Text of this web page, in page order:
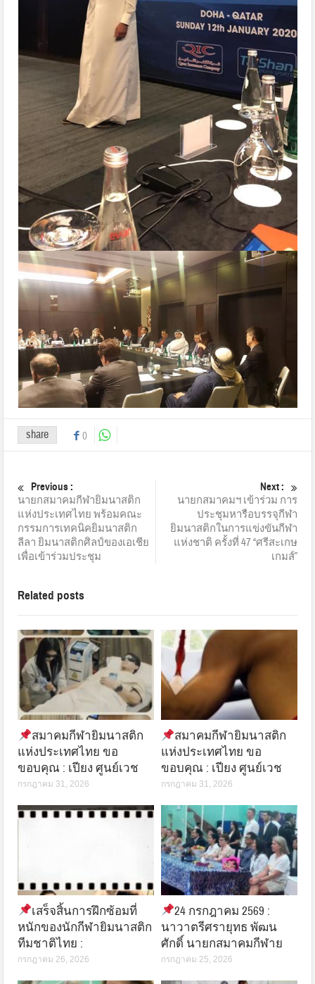
share 0
Previous :
นายกสมาคมกีฬายิมนาสติก
แห่งประเทศไทย พร้อมคณะ
กรรมการเทคนิคยิมนาสติก
ลีลา ยิมนาสติกศิลป์ของเอเชีย
เพื่อเข้าร่วมประชุม
Next :
นายกสมาคมฯ เข้าร่วม การ
ประชุมหารือบรรจุกีฬา
ยิมนาสติกในการแข่งขันกีฬา
แห่งชาติ ครั้งที่ 47 “ศรีสะเกษ
เกมส์”
Related posts
สมาคมกีฬายิมนาสติก
แห่งประเทศไทย ขอ
ขอบคุณ : เปียง ศูนย์เวช
กรกฎาคม 31, 2026
สมาคมกีฬายิมนาสติก
แห่งประเทศไทย ขอ
ขอบคุณ : เปียง ศูนย์เวช
กรกฎาคม 31, 2026
เสร็จสิ้นการฝึกซ้อมที่
หนักของนักกีฬายิมนาสติก
ทีมชาติไทย :
กรกฎาคม 26, 2026
24 กรกฎาคม 2569 :
นาวาตรีศรายุทธ พัฒน
ศักดิ์ นายกสมาคมกีฬาย
กรกฎาคม 25, 2026